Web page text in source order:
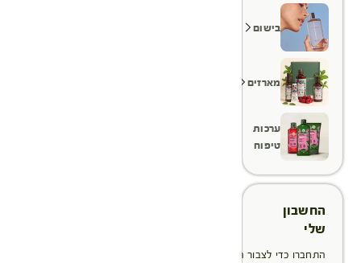
בישום
מארזים
ערכות
טיפוח
החשבון
שלי
התחברו כדי לצבור הטבות, לנהל ולעקוב אחר ההזמנות